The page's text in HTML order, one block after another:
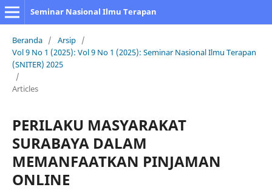
Seminar Nasional Ilmu Terapan
Beranda / Arsip /
Vol 9 No 1 (2025): Vol 9 No 1 (2025): Seminar Nasional Ilmu Terapan
(SNITER) 2025
/
Articles
PERILAKU MASYARAKAT
SURABAYA DALAM
MEMANFAATKAN PINJAMAN
ONLINE